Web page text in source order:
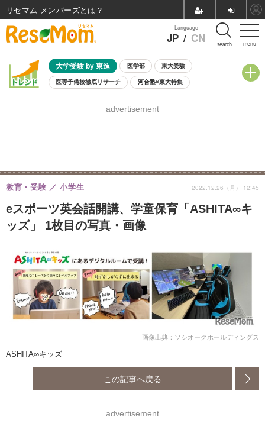
menu
Language
JP / CN search
大学受験 by 東進 医学部 東大受験
医専予備校徹底リサーチ 河合塾×東大特集
8月開催学校説明会・相談会
advertisement
eスポーツ英会話開講、学童保育「ASHITA∞キ
ッズ」 1枚目の写真・画像
教育・受験 小学生 2022.12.26（月） 12:45
画像出典：ソシオークホールディングス
ASHITA∞キッズ
この記事へ戻る
advertisement
リセマム メンバーズ